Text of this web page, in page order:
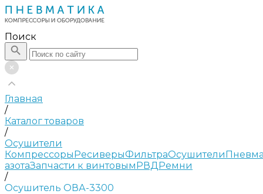
Поиск
Главная
/
Каталог товаров
/
Осушители
КомпрессорыРесиверыФильтраОсушители
азотаЗапчасти к винтовымРВДРемни
/
Осушитель ОВА-3300